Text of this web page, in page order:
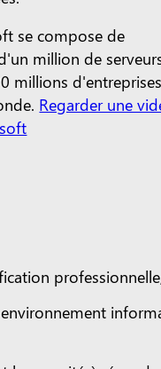
se compose de
million de
millions d'entreprises
Regarder une